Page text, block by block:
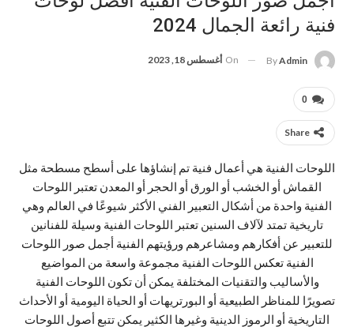
فنية رائعة الجمال 2024
ByAdmin
On أغسطس 18, 2023
0
Share
اللوحات الفنية هي أعمال فنية تم إنشاؤها على أسطح مسطحة مثل
القماش أو الخشب أو الورق أو الحجر أو المعدن تعتبر اللوحات
الفنية واحدة من أشكال التعبير الفني الأكثر شيوعًا في العالم وهي
تاريخية تمتد لآلاف السنين تعتبر اللوحات الفنية وسيلة للفنانين
للتعبير عن أفكارهم ومشاعرهم ورؤيتهم الفنية أجمل صور اللوحات
الفنية تعكس اللوحات الفنية مجموعة واسعة من المواضيع
والأساليب والتقنيات المختلفة يمكن أن تكون اللوحات الفنية
تصويرًا للمناظر الطبيعية أو البورتريهات أو الحياة اليومية أو الأحداث
التاريخية أو الرموز الدينية وغيرها الكثير يمكن تتبع أصول اللوحات